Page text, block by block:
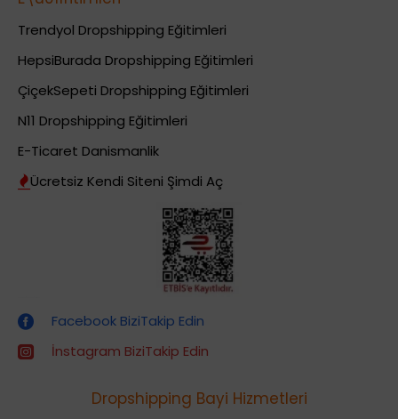
Trendyol Dropshipping Eğitimleri
HepsiBurada Dropshipping Eğitimleri
ÇiçekSepeti Dropshipping Eğitimleri
N11 Dropshipping Eğitimleri
E-Ticaret Danismanlik
Ücretsiz Kendi Siteni Şimdi Aç
Facebook BiziTakip Edin
İnstagram BiziTakip Edin
Dropshipping Bayi Hizmetleri